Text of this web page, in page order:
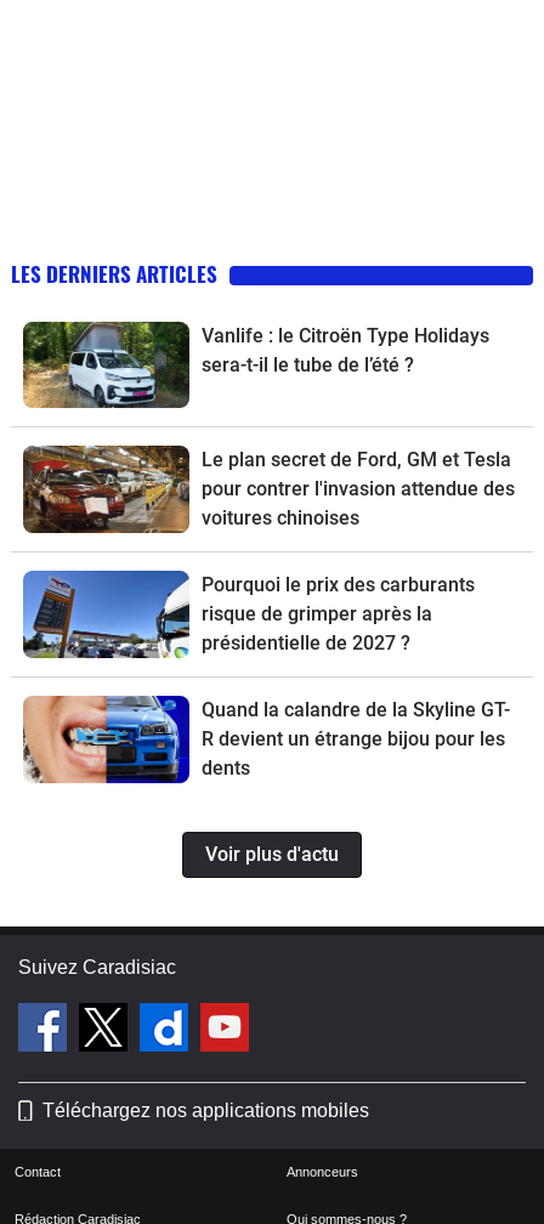
LES DERNIERS ARTICLES
Vanlife : le Citroën Type Holidays
sera-t-il le tube de l’été ?
Le plan secret de Ford, GM et Tesla
pour contrer l'invasion attendue des
voitures chinoises
Pourquoi le prix des carburants
risque de grimper après la
présidentielle de 2027 ?
Quand la calandre de la Skyline GT-
R devient un étrange bijou pour les
dents
Voir plus d'actu
Suivez Caradisiac
Téléchargez nos applications mobiles
Contact Annonceurs
Rédaction Caradisiac Qui sommes-nous ?